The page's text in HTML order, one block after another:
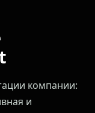
компании:
и